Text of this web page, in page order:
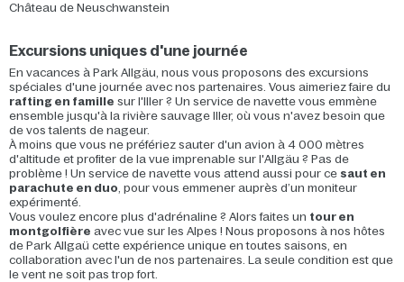
Château de Neuschwanstein
Excursions uniques d'une journée
En vacances à Park Allgäu, nous vous proposons des excursions
spéciales d'une journée avec nos partenaires. Vous aimeriez faire du
rafting en famille sur l'Iller ? Un service de navette vous emmène
ensemble jusqu'à la rivière sauvage Iller, où vous n'avez besoin que
de vos talents de nageur.
À moins que vous ne préfériez sauter d'un avion à 4 000 mètres
d'altitude et profiter de la vue imprenable sur l'Allgäu ? Pas de
problème ! Un service de navette vous attend aussi pour ce saut en
parachute en duo, pour vous emmener auprès d’un moniteur
expérimenté.
Vous voulez encore plus d'adrénaline ? Alors faites un tour en
montgolfière avec vue sur les Alpes ! Nous proposons à nos hôtes
de Park Allgaü cette expérience unique en toutes saisons, en
collaboration avec l'un de nos partenaires. La seule condition est que
le vent ne soit pas trop fort.